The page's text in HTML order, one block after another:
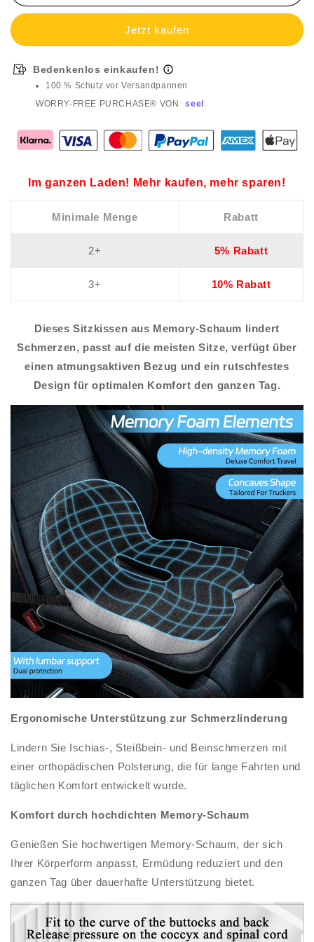
Bedenkenlos einkaufen!
100 % Schutz vor Versandpannen
WORRY-FREE PURCHASE® VON
seel
Im ganzen Laden! Mehr kaufen, mehr sparen!
Minimale Menge Rabatt
2+ 5% Rabatt
3+ 10% Rabatt
Dieses Sitzkissen aus Memory-Schaum lindert
Schmerzen, passt auf die meisten Sitze, verfügt über
einen atmungsaktiven Bezug und ein rutschfestes
Design für optimalen Komfort den ganzen Tag.
Ergonomische Unterstützung zur Schmerzlinderung
Lindern Sie Ischias-, Steißbein- und Beinschmerzen mit
einer orthopädischen Polsterung, die für lange Fahrten und
täglichen Komfort entwickelt wurde.
Komfort durch hochdichten Memory-Schaum
Genießen Sie hochwertigen Memory-Schaum, der sich
Ihrer Körperform anpasst, Ermüdung reduziert und den
ganzen Tag über dauerhafte Unterstützung bietet.